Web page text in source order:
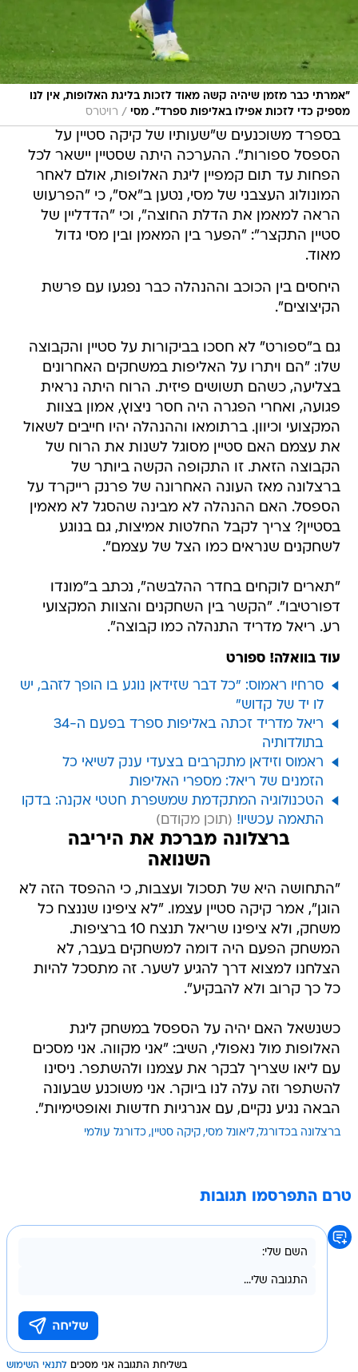
"אמרתי כבר מזמן שיהיה קשה מאוד לזכות בליגת האלופות, אין לנו
מספיק כדי לזכות אפילו באליפות ספרד". מסי / רויטרס
בספרד משוכנעים ש"שעותיו של קיקה סטיין על
הספסל ספורות". ההערכה היתה שסטיין יישאר לכל
הפחות עד תום קמפיין ליגת האלופות, אולם לאחר
המונולוג העצבני של מסי, נטען ב"אס", כי "הפרעוש
הראה למאמן את הדלת החוצה", וכי "הדדליין של
סטיין התקצר": "הפער בין המאמן ובין מסי גדול
מאוד.
היחסים בין הכוכב וההנהלה כבר נפגעו עם פרשת
הקיצוצים".
גם ב"ספורט" לא חסכו בביקורות על סטיין והקבוצה
שלו: "הם ויתרו על האליפות במשחקים האחרונים
בצליעה, כשהם תשושים פיזית. הרוח היתה נראית
פגועה, ואחרי הפגרה היה חסר ניצוץ, אמון בצוות
המקצועי וכיוון. ברתומאו וההנהלה יהיו חייבים לשאול
את עצמם האם סטיין מסוגל לשנות את הרוח של
הקבוצה הזאת. זו התקופה הקשה ביותר של
ברצלונה מאז העונה האחרונה של פרנק רייקרד על
הספסל. האם ההנהלה לא מבינה שהסגל לא מאמין
בסטיין? צריך לקבל החלטות אמיצות, גם בנוגע
לשחקנים שנראים כמו הצל של עצמם".
"תארים לוקחים בחדר ההלבשה", נכתב ב"מונדו
דפורטיבו". "הקשר בין השחקנים והצוות המקצועי
רע. ריאל מדריד התנהלה כמו קבוצה".
עוד בוואלה! ספורט
סרחיו ראמוס: "כל דבר שזידאן נוגע בו הופך לזהב, יש
לו יד של קדוש"
ריאל מדריד זכתה באליפות ספרד בפעם ה-34
בתולדותיה
ראמוס וזידאן מתקרבים בצעדי ענק לשיאי כל
הזמנים של ריאל: מספרי האליפות
הטכנולוגיה המתקדמת שמשפרת חטטי אקנה: בדקו
התאמה עכשיו!
ברצלונה מברכת את היריבה
השנואה
"התחושה היא של תסכול ועצבות, כי ההפסד הזה לא
הוגן", אמר קיקה סטיין עצמו. "לא ציפינו שננצח כל
משחק, ולא ציפינו שריאל תנצח 10 ברציפות.
המשחק הפעם היה דומה למשחקים בעבר, לא
הצלחנו למצוא דרך להגיע לשער. זה מתסכל להיות
כל כך קרוב ולא להבקיע".
כשנשאל האם יהיה על הספסל במשחק ליגת
האלופות מול נאפולי, השיב: "אני מקווה. אני מסכים
עם ליאו שצריך לבקר את עצמנו ולהשתפר. ניסינו
להשתפר וזה עלה לנו ביוקר. אני משוכנע שבעונה
הבאה נגיע נקיים, עם אנרגיות חדשות ואופטימיות".
ברצלונה בכדורגל ליאונל מסי קיקה סטיין כדורגל עולמי
טרם התפרסמו תגובות
בשליחת התגובה אני מסכים לתנאי השימוש